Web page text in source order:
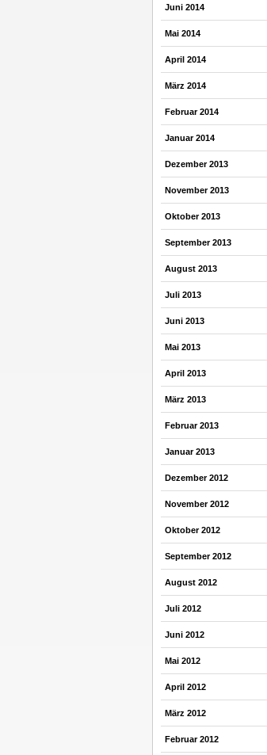
Juni 2014
Mai 2014
April 2014
März 2014
Februar 2014
Januar 2014
Dezember 2013
November 2013
Oktober 2013
September 2013
August 2013
Juli 2013
Juni 2013
Mai 2013
April 2013
März 2013
Februar 2013
Januar 2013
Dezember 2012
November 2012
Oktober 2012
September 2012
August 2012
Juli 2012
Juni 2012
Mai 2012
April 2012
März 2012
Februar 2012